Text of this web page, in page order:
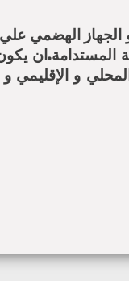
الجهاز الهضمي
المستدامة.ان
و الإقليمي